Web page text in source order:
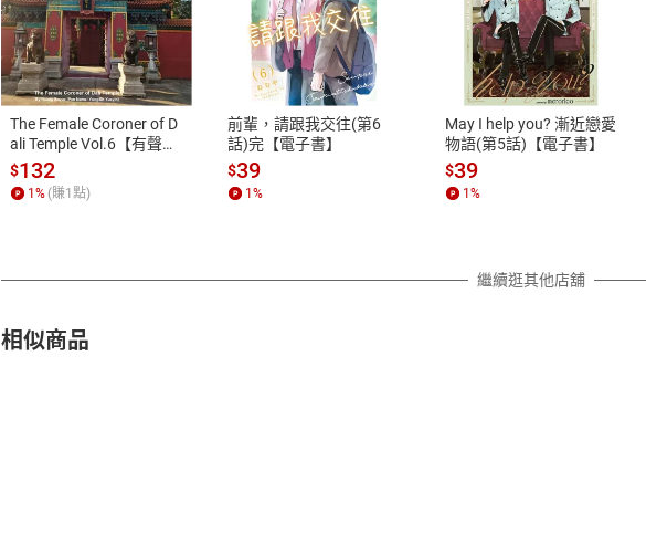
付款方式
ATM轉帳、信用卡、LINE PAY、AFTEE
退換貨規範
本店是否提供消費者保護法七日猶
之權利，遽消費者保護法及通訊交
除權合理例外情事適用準則，依商
質各有不同規定。詳細退換貨說明
照各商品說明。
The Female Coroner of D
ali Temple Vol.6【有聲
書】
$132
1% (賺1點)
前輩，請跟我交往(第6
話)完【電子書】
$39
1%
May I help you? 漸近戀愛
物語(第5話)【電子書】
$39
1%
繼續逛其他店舖
相似商品